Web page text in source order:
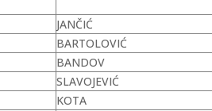
JANČIĆ
BARTOLOVIĆ
BANDOV
SLAVOJEVIĆ
KOTA